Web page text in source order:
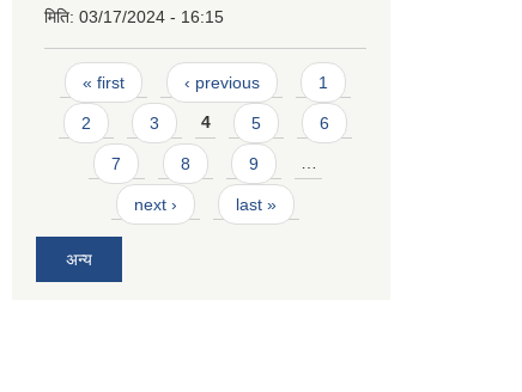
मिति: 03/17/2024 - 16:15
Pages
« first ‹ previous 1
2 3 4 5 6
7 8 9 …
next › last »
अन्य